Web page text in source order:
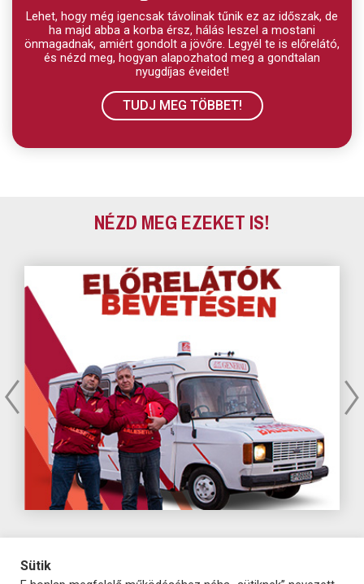
Lehet, hogy még igencsak távolinak tűnik ez az időszak, de
ha majd abba a korba érsz, hálás leszel a mostani
önmagadnak, amiért gondolt a jövőre. Legyél te is előrelátó,
és nézd meg, hogyan alapozhatod meg a gondtalan
nyugdíjas éveidet!
TUDJ MEG TÖBBET!
NÉZD MEG EZEKET IS!
Sütik